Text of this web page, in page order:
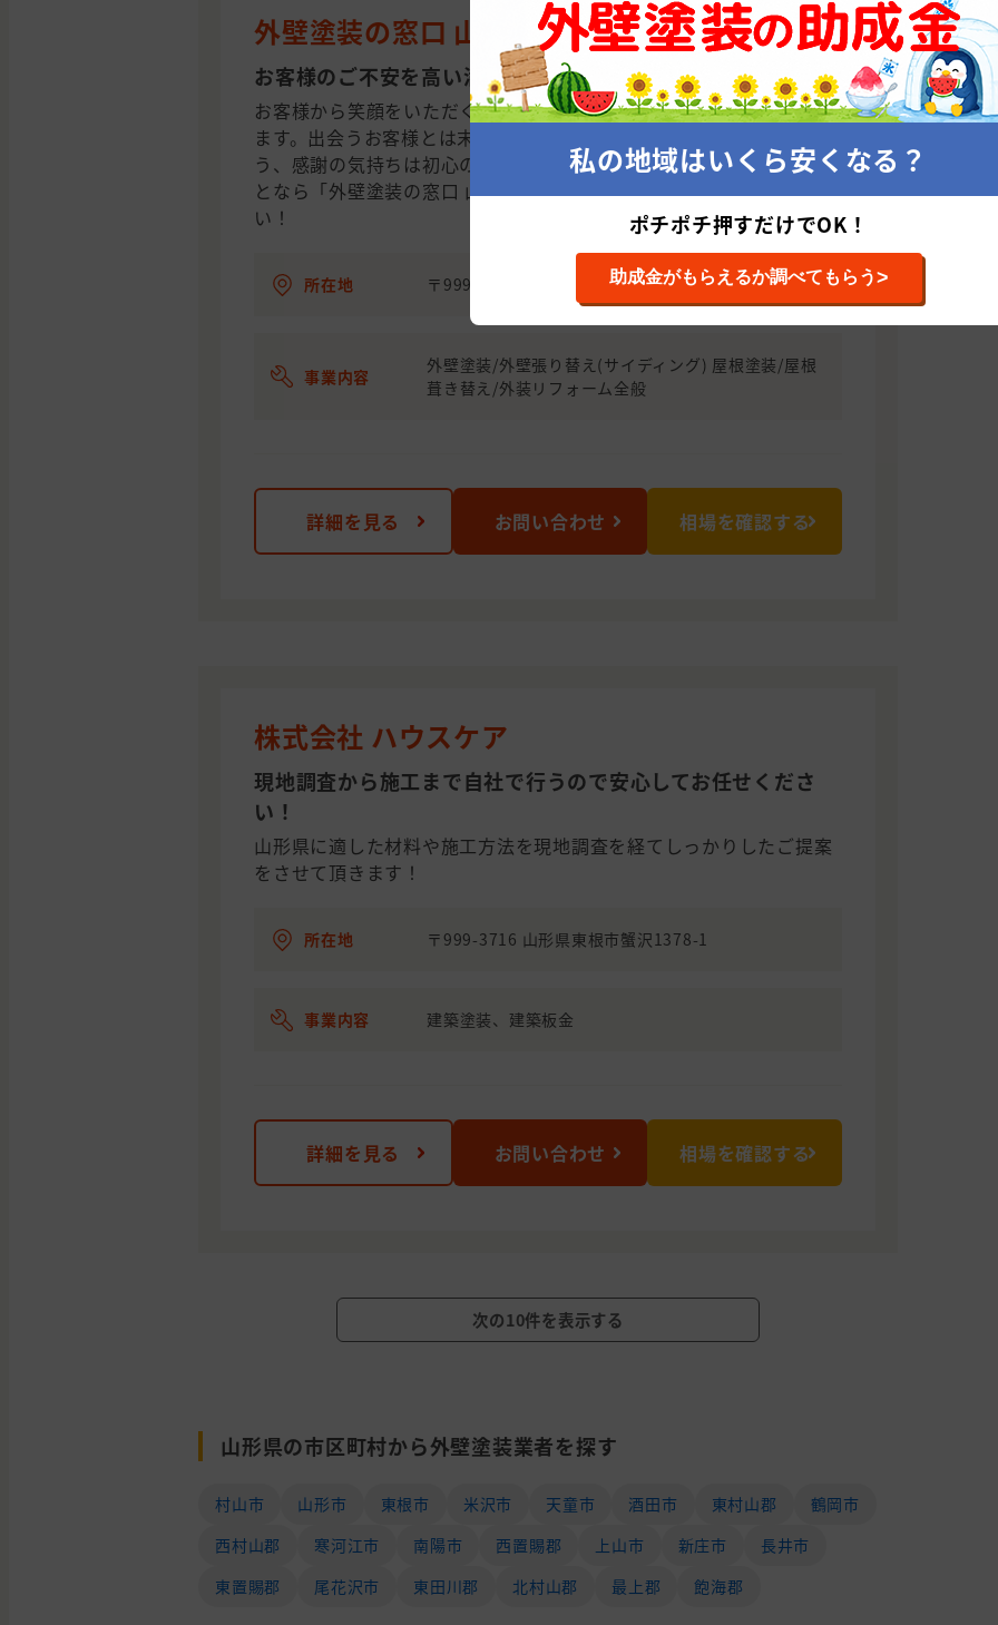
外壁塗装の窓口 山形上山店
お客様のご不安を高い満足度でお返しします！
お客様から笑顔をいただくことをやりがいに、お仕事させていただき
ます。出会うお客様とは末永い良いお付き合いをさせていただけるよ
う、感謝の気持ちは初心のまま精一杯努力いたします。 お住まいのこ
となら「外壁塗装の窓口 山形上山店」へお気軽にお問い合わせくださ
い！
所在地 〒999-3111 山形県上山市権現堂353-2
事業内容
外壁塗装/外壁張り替え(サイディング) 屋根塗装/屋根
葺き替え/外装リフォーム全般
詳細を見る お問い合わせ 相場を確認する
株式会社 ハウスケア
現地調査から施工まで自社で行うので安心してお任せくださ
い！
山形県に適した材料や施工方法を現地調査を経てしっかりしたご提案
をさせて頂きます！
所在地 〒999-3716 山形県東根市蟹沢1378-1
事業内容 建築塗装、建築板金
詳細を見る お問い合わせ 相場を確認する
次の10件を表示する
山形県の市区町村から外壁塗装業者を探す
村山市 山形市 東根市 米沢市 天童市 酒田市 東村山郡
鶴岡市
西村山郡
寒河江市 南陽市 西置賜郡 上山市 新庄市
長井市
東置賜郡
尾花沢市 東田川郡 北村山郡 最上郡 飽海郡
私の地域はいくら安くなる？
ポチポチ押すだけでOK！
助成金がもらえるか調べてもらう>